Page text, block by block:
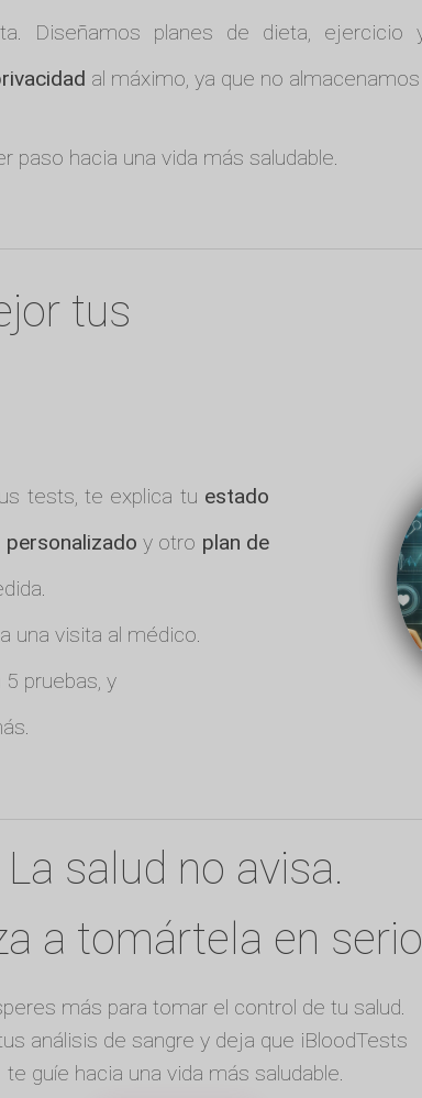
Diseñamos planes de dieta,
al máximo, ya que no
paso hacia una vida más saludable.
tus
tests, te explica tu estado
y otro plan de
una visita al médico.
pruebas, y
La salud no avisa.
a tomártela en
más para tomar el control de tu salud.
análisis de sangre y deja que iBloodTests
te guíe hacia una vida más saludable.